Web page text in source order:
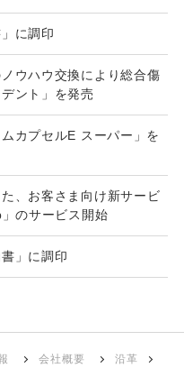
に調印
ウハウ交換により総合傷
ント」を発売
カプセルE スーパー」を
、お客さま向け新サービ
のサービス開始
」に調印
会社概要
沿革